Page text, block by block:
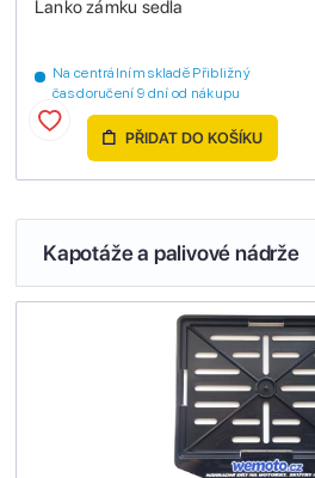
Lanko zámku sedla
Na centrálním skladě Přibližný
čas doručení 9 dní od nákupu
PŘIDAT DO KOŠÍKU
Kapotáže a palivové nádrže